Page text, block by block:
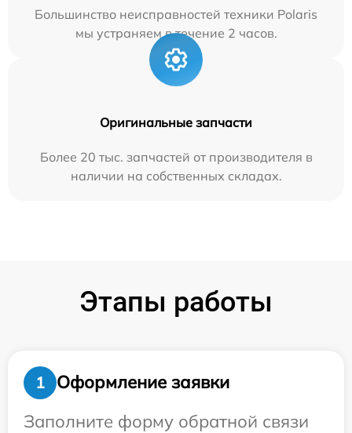
Большинство неисправностей техники Polaris
мы устраняем в течение 2 часов.
Оригинальные запчасти
Более 20 тыс. запчастей от производителя в
наличии на собственных складах.
Этапы работы
1
Оформление заявки
Заполните форму обратной связи